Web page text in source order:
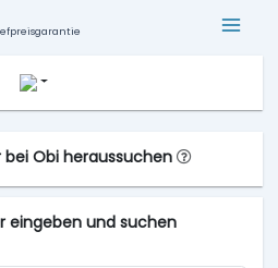
Obi heraussuchen
eingeben und suchen